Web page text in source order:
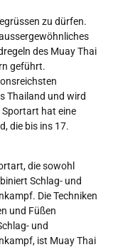
zu dürfen.
des Muay Thai
geführt.
Thailand und wird
Sportart hat eine
die bis ins 17.
die sowohl
Schlag- und
Die Techniken
und Füßen
und
ist Muay Thai